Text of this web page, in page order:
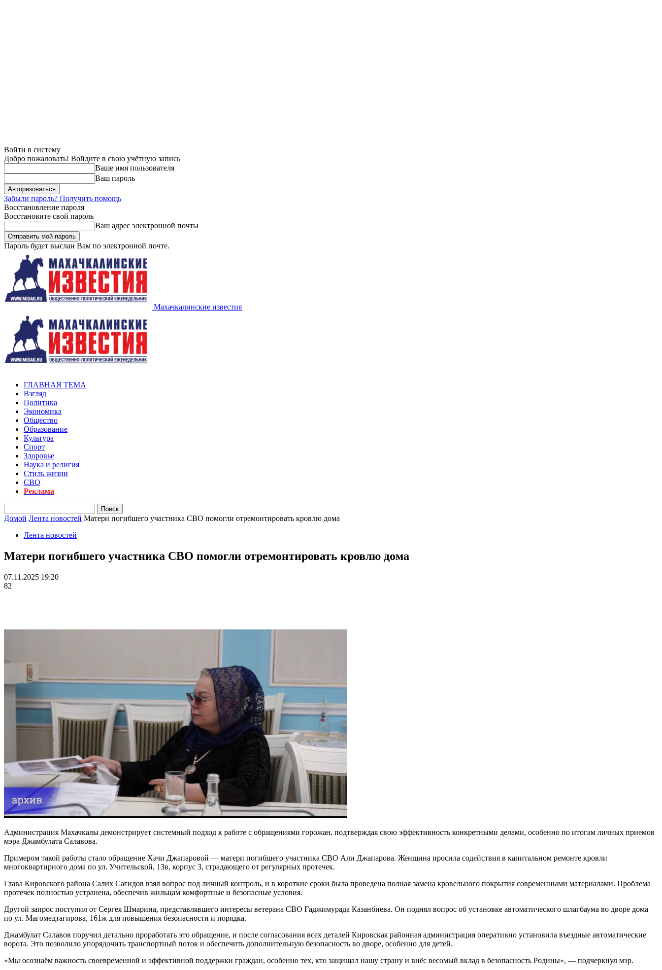
Войти в систему
Добро пожаловать! Войдите в свою учётную запись
Ваше имя пользователя
Ваш пароль
Забыли пароль? Получить помощь
Восстановление пароля
Восстановите свой пароль
Ваш адрес электронной почты
Пароль будет выслан Вам по электронной почте.
Махачкалинские известия
ГЛАВНАЯ ТЕМА
Взгляд
Политика
Экономика
Общество
Образование
Культура
Спорт
Здоровье
Наука и религия
Стиль жизни
СВО
Реклама
Домой Лента новостей Матери погибшего участника СВО помогли отремонтировать кровлю дома
Лента новостей
Матери погибшего участника СВО помогли отремонтировать кровлю дома
07.11.2025 19:20
82
Администрация Махачкалы демонстрирует системный подход к работе с обращениями горожан, подтверждая свою эффективность конкретными делами, особенно по итогам личных приемов
мэра Джамбулата Салавова.
Примером такой работы стало обращение Хачи Джапаровой — матери погибшего участника СВО Али Джапарова. Женщина просила содействия в капитальном ремонте кровли
многоквартирного дома по ул. Учительской, 13в, корпус 3, страдающего от регулярных протечек.
Глава Кировского района Салих Сагидов взял вопрос под личный контроль, и в короткие сроки была проведена полная замена кровельного покрытия современными материалами. Проблема
протечек полностью устранена, обеспечив жильцам комфортные и безопасные условия.
Другой запрос поступил от Сергея Шмарина, представлявшего интересы ветерана СВО Гаджимурада Казанбиева. Он поднял вопрос об установке автоматического шлагбаума во дворе дома
по ул. Магомедтагирова, 161ж для повышения безопасности и порядка.
Джамбулат Салавов поручил детально проработать это обращение, и после согласования всех деталей Кировская районная администрация оперативно установила въездные автоматические
ворота. Это позволило упорядочить транспортный поток и обеспечить дополнительную безопасность во дворе, особенно для детей.
«Мы осознаём важность своевременной и эффективной поддержки граждан, особенно тех, кто защищал нашу страну и внёс весомый вклад в безопасность Родины», — подчеркнул мэр.